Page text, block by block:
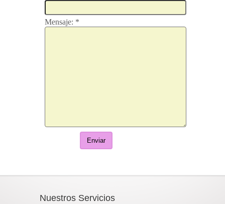
Mensaje: *
Nuestros Servicios